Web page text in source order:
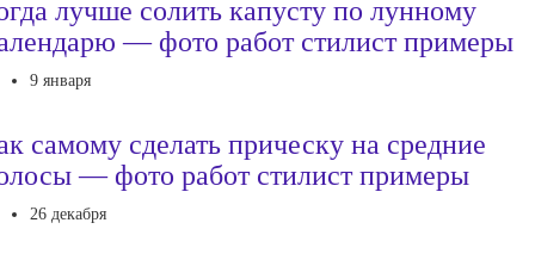
лучше солить капусту по лунному
— фото работ стилист примеры
9 января
самому сделать прическу на средние
— фото работ стилист примеры
26 декабря